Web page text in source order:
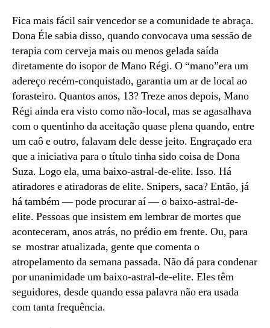
Fica mais fácil sair vencedor se a comunidade te abraça.
Dona Éle sabia disso, quando convocava uma sessão de
terapia com cerveja mais ou menos gelada saída
diretamente do isopor de Mano Régi. O “mano”era um
adereço recém-conquistado, garantia um ar de local ao
forasteiro. Quantos anos, 13? Treze anos depois, Mano
Régi ainda era visto como não-local, mas se agasalhava
com o quentinho da aceitação quase plena quando, entre
um caô e outro, falavam dele desse jeito. Engraçado era
que a iniciativa para o título tinha sido coisa de Dona
Suza. Logo ela, uma baixo-astral-de-elite. Isso. Há
atiradores e atiradoras de elite. Snipers, saca? Então, já
há também — pode procurar aí — o baixo-astral-de-
elite. Pessoas que insistem em lembrar de mortes que
aconteceram, anos atrás, no prédio em frente. Ou, para
se mostrar atualizada, gente que comenta o
atropelamento da semana passada. Não dá para condenar
por unanimidade um baixo-astral-de-elite. Eles têm
seguidores, desde quando essa palavra não era usada
com tanta frequência.